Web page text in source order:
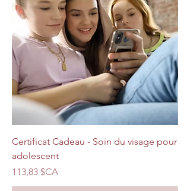
Certificat Cadeau - Soin du visage pour
adolescent
Prix
113,83 $CA